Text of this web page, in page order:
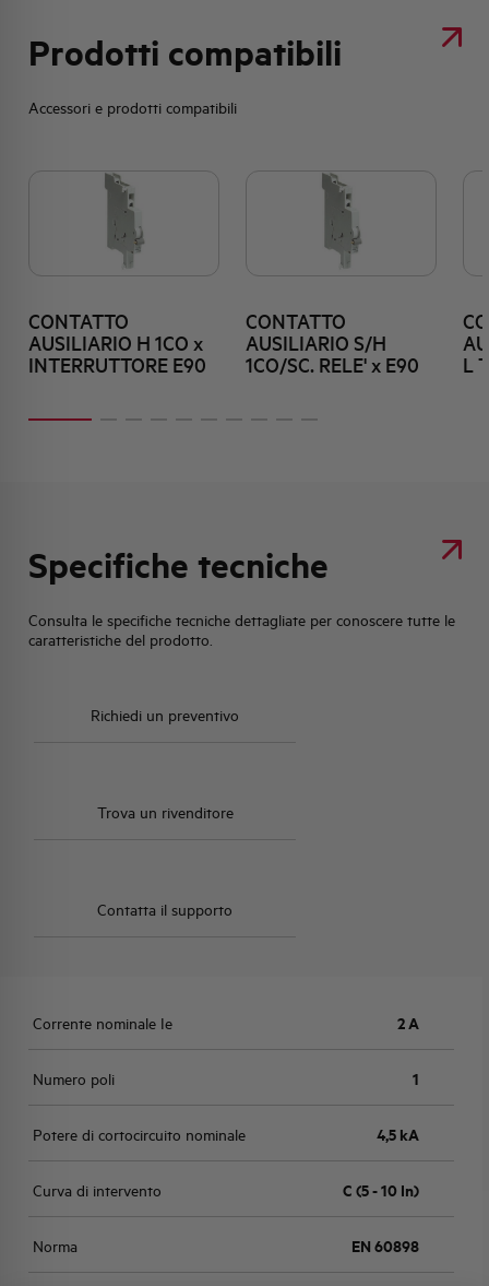
Prodotti compatibili
Accessori e prodotti compatibili
CONTATTO
AUSILIARIO H 1CO x
INTERRUTTORE E90
CONTATTO
AUSILIARIO S/H
1CO/SC. RELE' x E90
L
Specifiche tecniche
Consulta le specifiche tecniche dettagliate per conoscere tutte le
caratteristiche del prodotto.
Richiedi un preventivo
Trova un rivenditore
Contatta il supporto
Corrente nominale Ie 2 A
Numero poli 1
Potere di cortocircuito nominale 4,5 kA
Curva di intervento C (5 - 10 In)
Norma EN 60898